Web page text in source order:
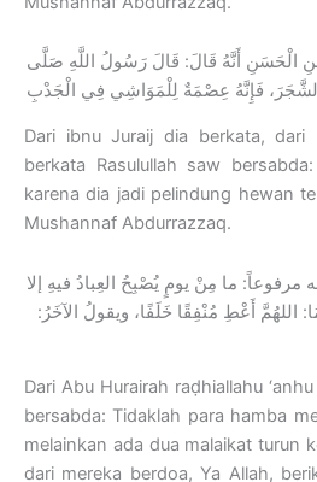
الْحَسَنِ أَنَّهُ قَالَ: قَالَ رَسُولُ اللَّهِ صَلَّى
الشَّجَرَ، فَإِنَّهُ عِصْمَةٌ لِلْمَوَاشِي فِي الْجَدْبِ
Dari ibnu Juraij dia berkata, dari
berkata Rasulullah saw
karena dia jadi pelindung hewan
Mushannaf Abdurrazzaq.
ما مِنْ يومٍ يُصْبِحُ العِبادُ فيهِ إلا
اللهُمَّ أَعْطِ مُنْفِقًا خَلَفًا، ويقولُ الآخَرُ:
Dari Abu Hurairah raḍhiallahu
bersabda: Tidaklah para hamba
melainkan ada dua malaikat turun
dari mereka berdoa, Ya Allah,